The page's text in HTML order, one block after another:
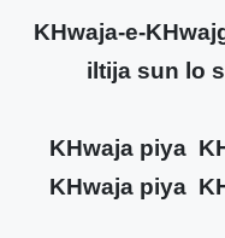
KHwaja-e-
iltija sun lo
KHwaja piya
KHwaja piya